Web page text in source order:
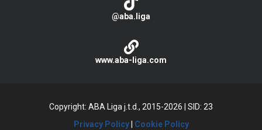
@aba.liga
www.aba-liga.com
Copyright: ABA Liga j.t.d., 2015-2026
SID: 23
Privacy Policy| Cookie Policy